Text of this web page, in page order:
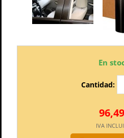
En
Cantidad:
IVA